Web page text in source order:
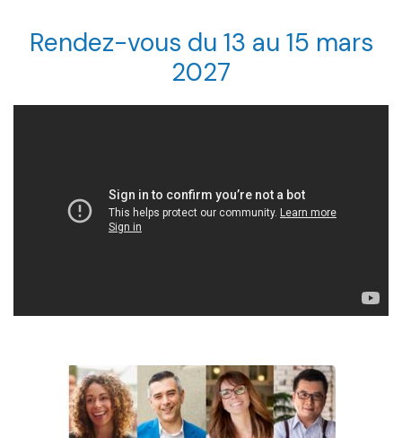
Rendez-vous du 13 au 15 mars
2027